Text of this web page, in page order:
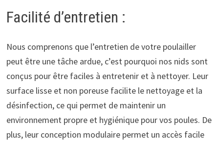
Facilité d’entretien :
Nous comprenons que l’entretien de votre poulailler
peut être une tâche ardue, c’est pourquoi nos nids sont
conçus pour être faciles à entretenir et à nettoyer. Leur
surface lisse et non poreuse facilite le nettoyage et la
désinfection, ce qui permet de maintenir un
environnement propre et hygiénique pour vos poules. De
plus, leur conception modulaire permet un accès facile